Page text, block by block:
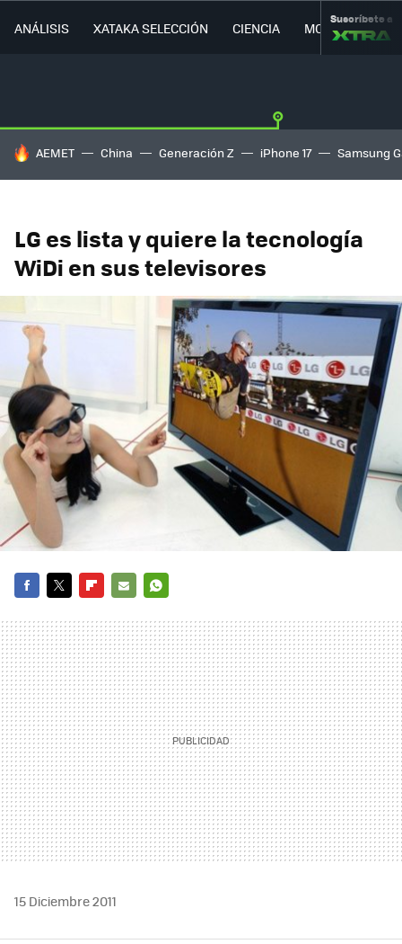
ANÁLISIS XATAKA SELECCIÓN CIENCIA MOVILIDAD
Suscríbete a
HOY SE HABLA DE
AEMET China Generación Z iPhone 17 Samsung
LG es lista y quiere la tecnología
WiDi en sus televisores
MAIL
15 Diciembre 2011